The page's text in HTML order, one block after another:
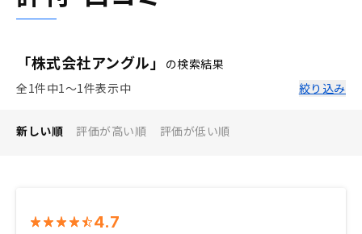
「株式会社アングル」
の検索結果
全1件中1〜1件表示中
絞り込み
新しい順 評価が高い順 評価が低い順
4.7